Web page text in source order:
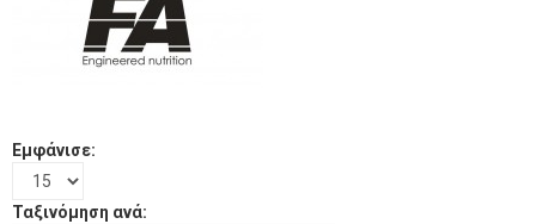
Εμφάνισε:
Ταξινόμηση ανά: